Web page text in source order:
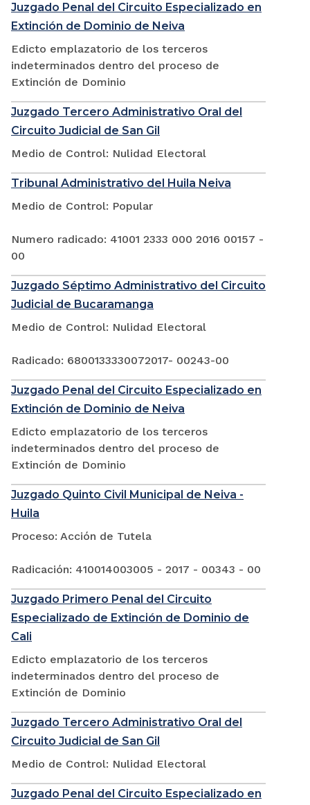
Juzgado Penal del Circuito Especializado en
Extinción de Dominio de Neiva
Edicto emplazatorio de los terceros
indeterminados dentro del proceso de
Extinción de Dominio
Juzgado Tercero Administrativo Oral del
Circuito Judicial de San Gil
Medio de Control: Nulidad Electoral
Tribunal Administrativo del Huila Neiva
Medio de Control: Popular
Numero radicado: 41001 2333 000 2016 00157 -
00
Juzgado Séptimo Administrativo del Circuito
Judicial de Bucaramanga
Medio de Control: Nulidad Electoral
Radicado: 6800133330072017- 00243-00
Juzgado Penal del Circuito Especializado en
Extinción de Dominio de Neiva
Edicto emplazatorio de los terceros
indeterminados dentro del proceso de
Extinción de Dominio
Juzgado Quinto Civil Municipal de Neiva -
Huila
Proceso: Acción de Tutela
Radicación: 410014003005 - 2017 - 00343 - 00
Juzgado Primero Penal del Circuito
Especializado de Extinción de Dominio de
Cali
Edicto emplazatorio de los terceros
indeterminados dentro del proceso de
Extinción de Dominio
Juzgado Tercero Administrativo Oral del
Circuito Judicial de San Gil
Medio de Control: Nulidad Electoral
Juzgado Penal del Circuito Especializado en